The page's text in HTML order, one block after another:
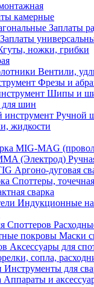
камерные
Заплаты
Заплаты
ножки, грибки
Вентили,
Фрезы и
Шипы и
шин
Ручной
жидкости
Аргоно-дуговая
Споттеры,
сварка
Индукционные
Маски
Аксессуары для
Инструменты для